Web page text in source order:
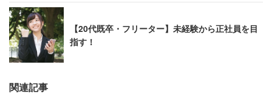
【20代既卒・フリーター】未経験から正社員を目
指す！
関連記事